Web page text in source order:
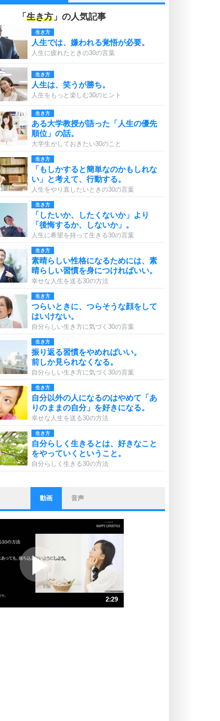
「 生き方 」の人気記事
生き方
人生では、嫌われる覚悟が必要。
人生に疲れたときの30の言葉
生き方
人生は、笑うが勝ち。
人生をもっと楽しむ30のヒント
生き方
ある大学教授が語った「人生の優先
順位」の話。
大学生がしておきたい30のこと
生き方
「もしかすると簡単なのかもしれな
い」と考えて、行動する。
人生をやり直したいときの30の言葉
生き方
「したいか、したくないか」より
「後悔するか、しないか」。
人生に希望を持って生きる30の言葉
生き方
素晴らしい性格になるためには、素
晴らしい習慣を身につければいい。
幸せな人生を送る30の方法
生き方
つらいときに、つらそうな顔をして
はいけない。
自分らしい生き方に気づく30の言葉
生き方
振り返る習慣をやめればいい。
前しか見られなくなる。
自分らしい生き方に気づく30の言葉
生き方
自分以外の人になるのはやめて「あ
りのままの自分」を好きになる。
幸せな人生を送る30の方法
生き方
自分らしく生きるとは、好きなこと
をやっていくということ。
自分らしく生きる30の方法
ストレス対策
他人と比べない。
いっそのこと、他人を見ない。
ポジティブになれない原因は、行動
しないから。
ポジティブ思考になる30の方法
ストレス対策
動画 音声
2:29